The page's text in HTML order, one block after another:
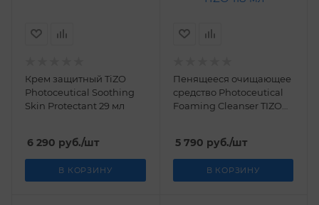
Крем защитный TiZO
Photoceutiсal Soothing
Skin Protectant 29 мл
6 290 руб./шт
В КОРЗИНУ
Пенящееся очищающее
средство Photoceutical
Foaming Cleanser TIZO
5 790 руб./шт
В КОРЗИНУ